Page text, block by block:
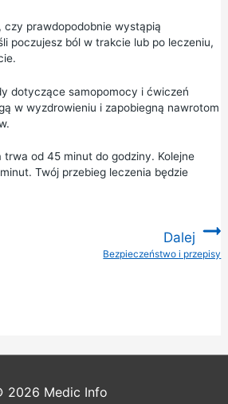
prawdopodobnie wystąpią
poczujesz ból w trakcie lub po leczeniu,
dotyczące samopomocy i ćwiczeń
w wyzdrowieniu i zapobiegną nawrotom
trwa od 45 minut do godziny. Kolejne
Twój przebieg leczenia będzie
Dalej
Bezpieczeństwo i przepisy
2026 Medic Info